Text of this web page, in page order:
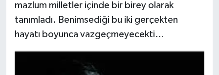
mazlum milletler içinde bir birey olarak
tanımladı. Benimsediği bu iki gerçekten
hayatı boyunca vazgeçmeyecekti…